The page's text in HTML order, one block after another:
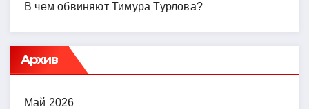
В чем обвиняют Тимура Турлова?
Архив
Май 2026